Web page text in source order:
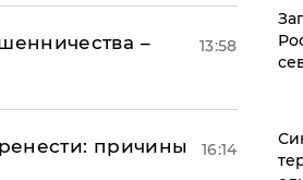
–
13:58
причины
16:14